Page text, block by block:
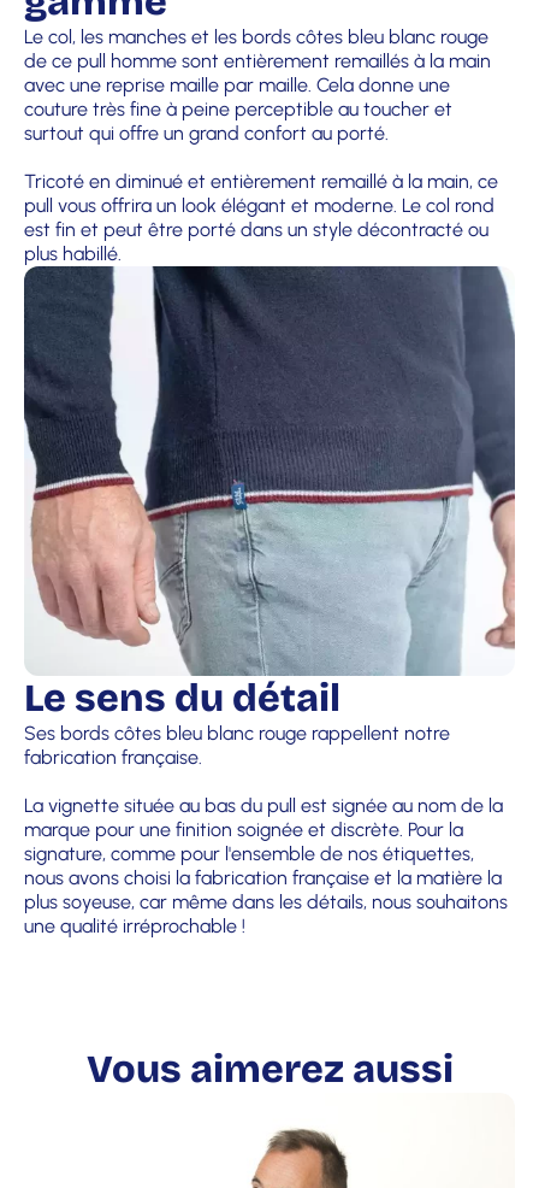
Le col, les manches et les bords côtes bleu blanc rouge
de ce pull homme sont entièrement remaillés à la main
avec une reprise maille par maille. Cela donne une
couture très fine à peine perceptible au toucher et
surtout qui offre un grand confort au porté.
Tricoté en diminué et entièrement remaillé à la main, ce
pull vous offrira un look élégant et moderne. Le col rond
est fin et peut être porté dans un style décontracté ou
plus habillé.
Le sens du détail
Ses bords côtes bleu blanc rouge rappellent notre
fabrication française.
La vignette située au bas du pull est signée au nom de la
marque pour une finition soignée et discrète. Pour la
signature, comme pour l'ensemble de nos étiquettes,
nous avons choisi la fabrication française et la matière la
plus soyeuse, car même dans les détails, nous souhaitons
une qualité irréprochable !
Vous aimerez aussi